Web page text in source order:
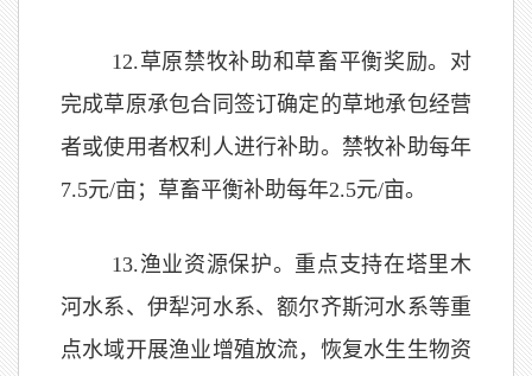
12.草原禁牧补助和草畜平衡奖励。对
完成草原承包合同签订确定的草地承包经营
者或使用者权利人进行补助。禁牧补助每年
7.5元/亩；草畜平衡补助每年2.5元/亩。
13.渔业资源保护。重点支持在塔里木
河水系、伊犁河水系、额尔齐斯河水系等重
点水域开展渔业增殖放流，恢复水生生物资